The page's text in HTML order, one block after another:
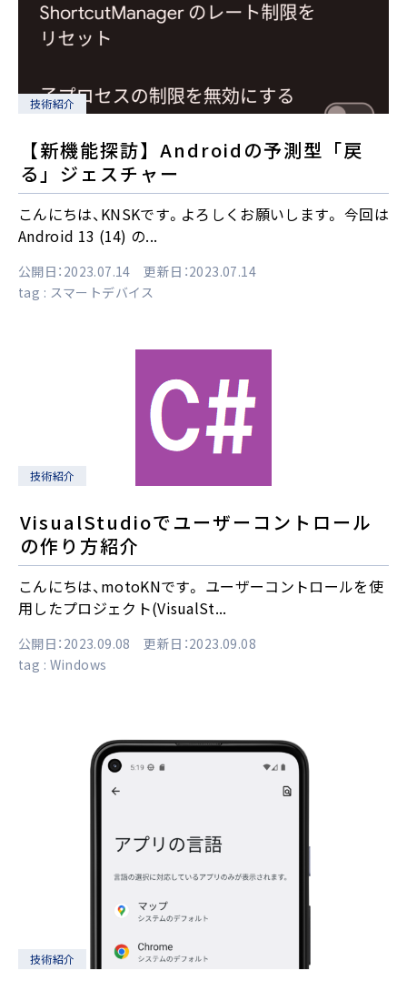
技術紹介
【新機能探訪】Androidの予測型「戻
る」ジェスチャー
こんにちは、KNSKです。よろしくお願いします。 今回は
Android 13 (14) の...
公開日：2023.07.14 更新日：2023.07.14
tag : スマートデバイス
技術紹介
VisualStudioでユーザーコントロール
の作り方紹介
こんにちは、motoKNです。 ユーザーコントロールを使
用したプロジェクト(VisualSt...
公開日：2023.09.08 更新日：2023.09.08
tag : Windows
技術紹介